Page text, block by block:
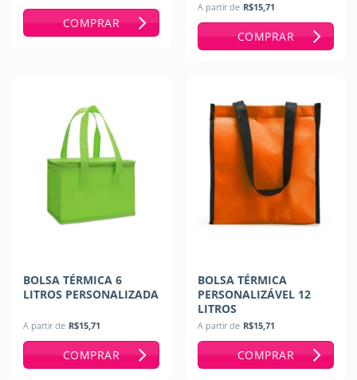
COMPRAR
A partir de R$15,71
COMPRAR
BOLSA TÉRMICA 6
LITROS PERSONALIZADA
A partir de R$15,71
COMPRAR
BOLSA TÉRMICA
PERSONALIZÁVEL 12
LITROS
A partir de R$15,71
COMPRAR